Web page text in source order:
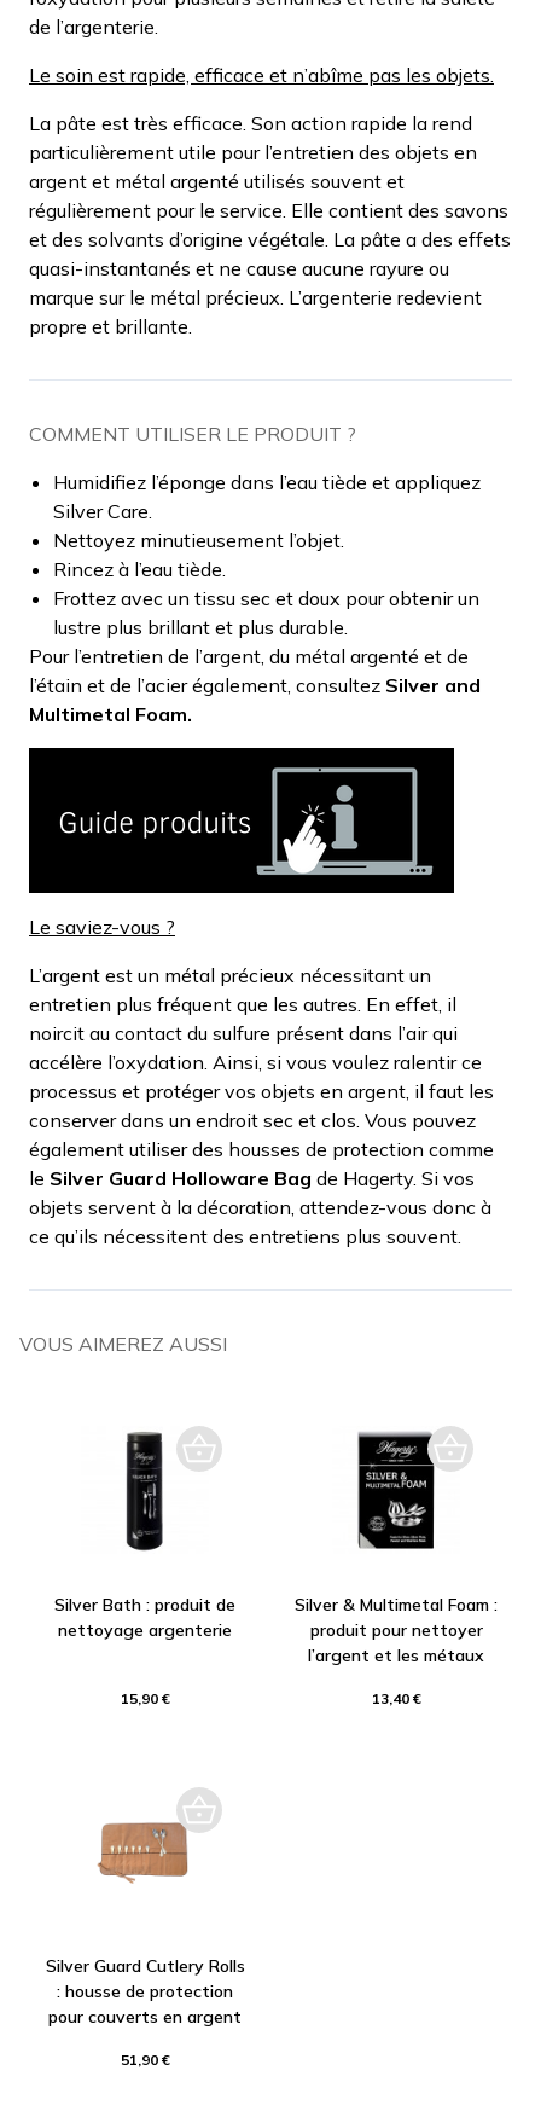
de l’argenterie.
Le soin est rapide, efficace et n’abîme pas les objets.
La pâte est très efficace. Son action rapide la rend
particulièrement utile pour l’entretien des objets en
argent et métal argenté utilisés souvent et
régulièrement pour le service. Elle contient des savons
et des solvants d’origine végétale. La pâte a des effets
quasi-instantanés et ne cause aucune rayure ou
marque sur le métal précieux. L’argenterie redevient
propre et brillante.
COMMENT UTILISER LE PRODUIT ?
Humidifiez l’éponge dans l’eau tiède et appliquez
Silver Care.
Nettoyez minutieusement l’objet.
Rincez à l’eau tiède.
Frottez avec un tissu sec et doux pour obtenir un
lustre plus brillant et plus durable.
Pour l’entretien de l’argent, du métal argenté et de
l’étain et de l’acier également, consultez Silver and
Multimetal Foam.
Le saviez-vous ?
L’argent est un métal précieux nécessitant un
entretien plus fréquent que les autres. En effet, il
noircit au contact du sulfure présent dans l’air qui
accélère l’oxydation. Ainsi, si vous voulez ralentir ce
processus et protéger vos objets en argent, il faut les
conserver dans un endroit sec et clos. Vous pouvez
également utiliser des housses de protection comme
le Silver Guard Holloware Bag de Hagerty. Si vos
objets servent à la décoration, attendez-vous donc à
ce qu’ils nécessitent des entretiens plus souvent.
VOUS AIMEREZ AUSSI
Silver Bath : produit de
nettoyage argenterie
15,90 €
Silver & Multimetal Foam :
produit pour nettoyer
l’argent et les métaux
13,40 €
Silver Guard Cutlery Rolls
: housse de protection
pour couverts en argent
51,90 €